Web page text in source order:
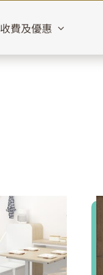
收費及優惠